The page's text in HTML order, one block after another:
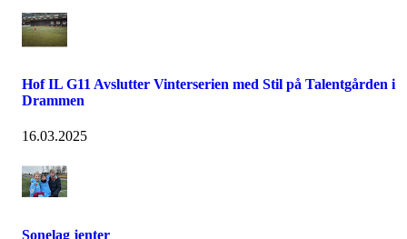
Hof IL G11 Avslutter Vinterserien med Stil på Talentgården i
Drammen
16.03.2025
Sonelag jenter